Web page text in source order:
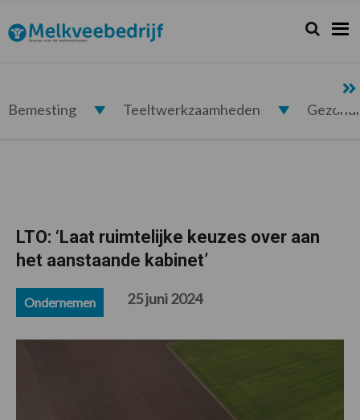
de
hoofdnavigatie
de
hoofd
de
eerste
de
voettekst
Melkveebedrijf.nl Zoeken...
Zoek
Bemesting Teeltwerkzaamheden
LTO: ‘Laat ruimtelijke keuzes over aan
het aanstaande kabinet’
Ondernemen 25 juni 2024